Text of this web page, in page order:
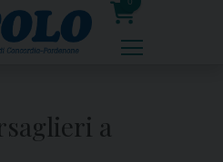
0
prodotti
a